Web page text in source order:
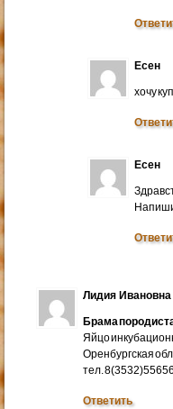
Есен
хочу
Есен
Лидия Ивановна
Брама
Яйцо
Оренбургская
тел.
Ответить